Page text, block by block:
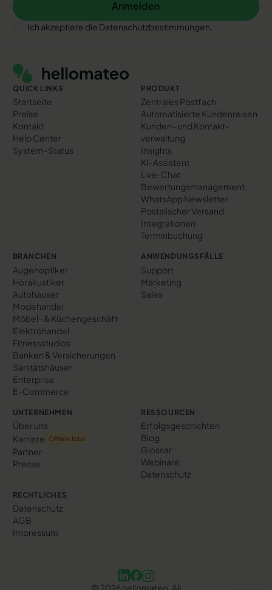
Anmelden
Anmelden
Ich akzeptiere die Datenschutzbestimmungen.
QUICK LINKS
Startseite
Preise
Kontakt
Help Center
System-Status
PRODUKT
Zentrales Postfach
Automatisierte Kundenreisen
Kunden- und Kontakt­
verwaltung
Insights
KI-Assistent
Live-Chat
Bewertungs­management
WhatsApp Newsletter
Postalischer Versand
Integrationen
Terminbuchung
BRANCHEN
Augenoptiker
Hörakustiker
Autohäuser
Modehandel
Möbel- & Küchengeschäft
Elektrohandel
Fitnessstudios
Banken & Versicherungen
Sanitätshäuser
Enterprise
E-Commerce
ANWENDUNGSFÄLLE
Support
Marketing
Sales
UNTERNEHMEN
Über uns
Karriere
Offene Jobs
Partner
Presse
RESSOURCEN
Erfolgs­geschichten
Blog
Glossar
Webinare
Datenschutz
RECHTLICHES
Datenschutz
AGB
Impressum